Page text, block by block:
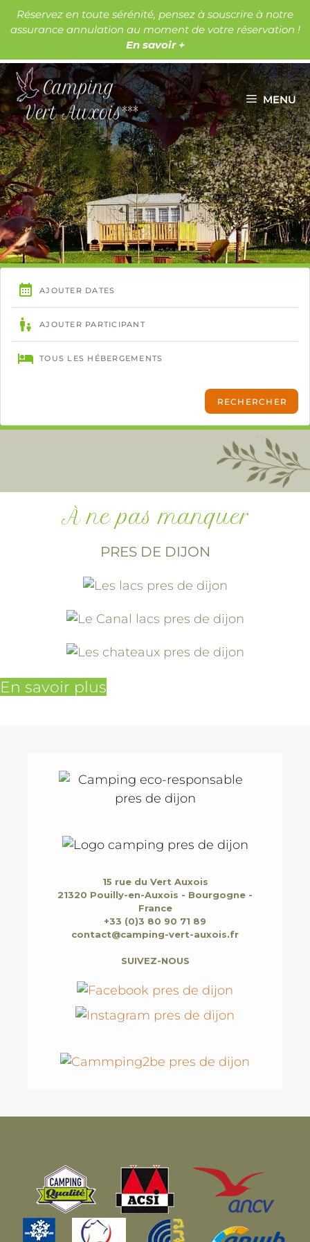
Aller
au
Réservez en toute sérénité, pensez à souscrire à notre
assurance annulation au moment de votre réservation !
En savoir +
MENU
À ne pas manquer
PRES DE DIJON
Les lacs
Les châteaux
En savoir plus
15 rue du Vert Auxois
21320 Pouilly-en-Auxois - Bourgogne -
France
+33 (0)3 80 90 71 89
contact@camping-vert-auxois.fr
SUIVEZ-NOUS